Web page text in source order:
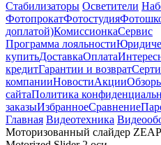
Стабилизаторы Осветители
ФотопрокатФотостудия
доплатой)КомиссионкаСервис
Программа лояльности
купитьДоставкаОплата
кредитГарантии и возврат
компанииНовостиАкции
сайтаПолитика
заказыИзбранноеСравнение
Главная Видеотехника
Моторизованный слайдер